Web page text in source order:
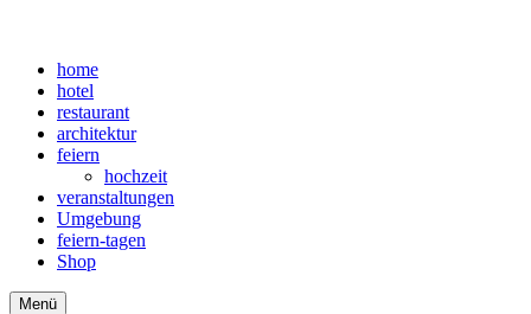
home
hotel
restaurant
architektur
feiern
hochzeit
veranstaltungen
Umgebung
feiern-tagen
Shop
Menü